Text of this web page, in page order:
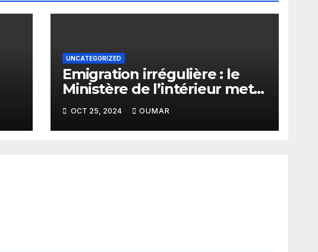
UNCATEGORIZED
Emigration irrégulière : le
Ministère de l’intérieur met
en service un numéro vert
OCT 25, 2024 OUMAR